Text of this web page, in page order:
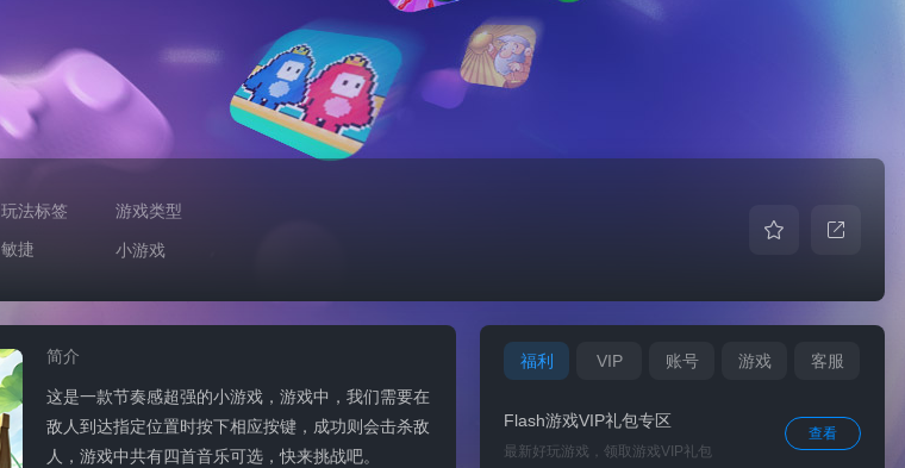
玩法标签
敏捷
游戏类型
小游戏
简介
这是一款节奏感超强的小游戏，游戏中，我们需要在
敌人到达指定位置时按下相应按键，成功则会击杀敌
人，游戏中共有四首音乐可选，快来挑战吧。
福利 VIP 账号 游戏 客服
Flash游戏VIP礼包专区
最新好玩游戏，领取游戏VIP礼包
查看